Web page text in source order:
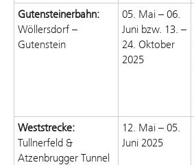
Gutensteinerbahn:
Wöllersdorf –
Gutenstein
05. Mai – 06.
Juni bzw. 13. –
24. Oktober
2025
Weststrecke:
Tullnerfeld &
Atzenbrugger Tunnel
12. Mai – 05.
Juni 2025